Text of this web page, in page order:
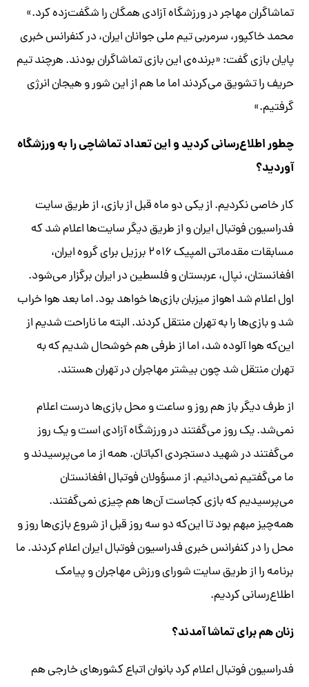
تماشاگران مهاجر در ورزشگاه آزادی همگان را شگفت‌زده کرد.»
محمد خاکپور، سرمربی تیم ملی جوانان ایران، در کنفرانس خبری
پایان بازی گفت: «برنده‌ی این بازی تماشاگران بودند. هرچند تیم
حریف را تشویق می‌کردند اما ما هم از این شور و هیجان انرژی
گرفتیم.»
چطور اطلاع‌رسانی کردید و این تعداد تماشاچی را به ورزشگاه
آوردید؟
کار خاصی نکردیم. از یکی دو ماه قبل از بازی، از طریق سایت
فدراسیون فوتبال ایران و از طریق دیگر سایت‌ها اعلام شد که
مسابقات مقدماتی المپیک ۲۰۱۶ برزیل برای گروه ایران،
افغانستان، نپال، عربستان و فلسطین در ایران برگزار می‌شود.
اول اعلام شد اهواز میزبان بازی‌ها خواهد بود. اما بعد هوا خراب
شد و بازی‌ها را به تهران منتقل کردند. البته ما ناراحت شدیم از
این‌که هوا آلوده شد، اما از طرفی هم خوشحال شدیم که به
تهران منتقل شد چون بیشتر مهاجران در تهران هستند.
از طرف دیگر باز هم روز و ساعت و محل بازی‌ها درست اعلام
نمی‌شد. یک روز می‌گفتند در ورزشگاه آزادی است و یک روز
می‌گفتند در شهید دستجردی اکباتان. همه از ما می‌پرسیدند و
ما می‌گفتیم نمی‌دانیم. از مسؤولان فوتبال افغانستان
می‌پرسیدیم که بازی کجاست آن‌ها هم چیزی نمی‌گفتند.
همه‌چیز مبهم بود تا این‌که دو سه روز قبل از شروع بازی‌ها روز و
محل را در کنفرانس خبری فدراسیون فوتبال ایران اعلام کردند. ما
برنامه را از طریق سایت شورای ورزش مهاجران و پیامک
اطلاع‌رسانی کردیم.
زنان هم برای تماشا آمدند؟
فدراسیون فوتبال اعلام کرد بانوان اتباع کشورهای خارجی هم